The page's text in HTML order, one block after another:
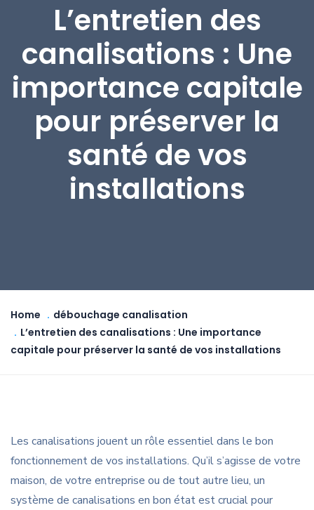
L’entretien des
canalisations : Une
importance capitale
pour préserver la
santé de vos
installations
Home
débouchage canalisation
L’entretien des canalisations : Une importance
capitale pour préserver la santé de vos installations
Les canalisations jouent un rôle essentiel dans le bon
fonctionnement de vos installations. Qu’il s’agisse de votre
maison, de votre entreprise ou de tout autre lieu, un
système de canalisations en bon état est crucial pour